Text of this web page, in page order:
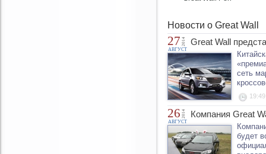
Новости о Great Wall
27
АВГУСТ
2014 Great Wall
сеть
19:49
26
АВГУСТ
2014 Компания Great
будет